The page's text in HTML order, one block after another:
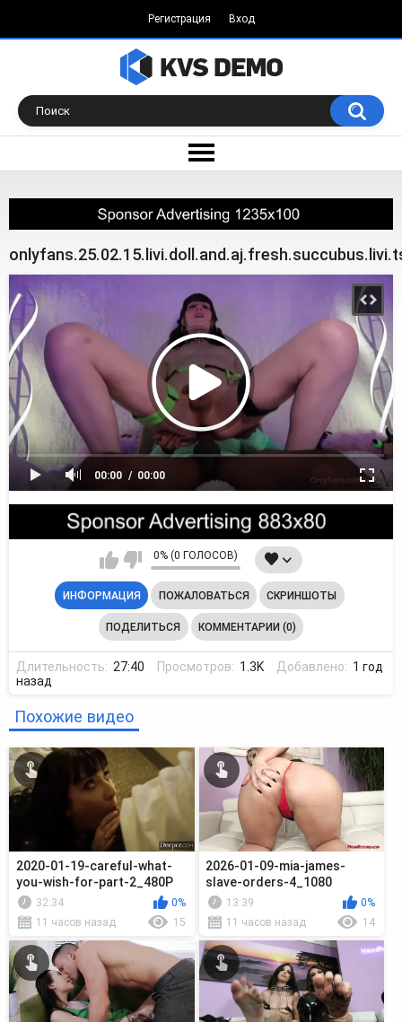
Регистрация Вход
00:00 00:00
0% (0 ГОЛОСОВ)
ИНФОРМАЦИЯ ПОЖАЛОВАТЬСЯ СКРИНШОТЫ
ПОДЕЛИТЬСЯ КОММЕНТАРИИ (0)
Длительность: 27:40 Просмотров: 1.3K Добавлено: 1 год
назад
Похожие видео
2020-01-19-careful-what-
you-wish-for-part-2_480P
32:34
0%
11 часов назад
15
2026-01-09-mia-james-
slave-orders-4_1080
13:39
0%
11 часов назад
14